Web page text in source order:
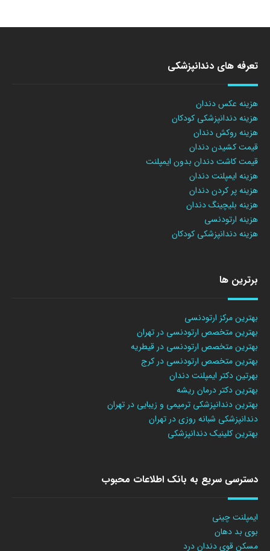
تعرفه های دندانپزشکی
هزینه عکس دندان
هزینه دندانپزشکی کودکان
هزینه روکش دندان
قیمت کشیدن دندان
قیمت کاشت دندان بدون ایمپلنت
هزینه ایمپلنت دندان
هزینه پر کردن دندان
هزینه بلیچینگ دندان
هزینه ارتودنسی
هزینه دندانپزشکی کودکان
برترین ها
بهترین مرکز ارتودنسی
بهترین متخصص ارتودنسی در تهران
بهترین متخصص ارتودنسی در قیطریه
بهترین متخصص ارتودنسی در کرج
بهرتین دکتر ایمپلنت دندان
بهترین دکتر درمان ریشه
بهترین دندانپزشکی ترمیمی و زیبایی در تهران
دندانپزشکی شبانه روزی در تهران
بهترین کلینیک دندانپزشکی
دسترسی سریع به بانک اطلاعات محبوب
ایمپلنت چینی
بوی بد دهان
مسکن قوی دندان درد